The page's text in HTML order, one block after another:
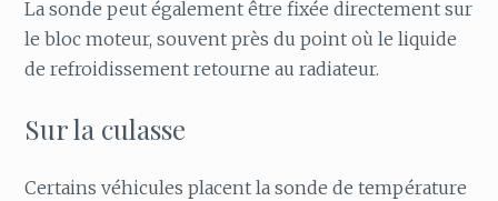
La sonde peut également être fixée directement sur
le bloc moteur, souvent près du point où le liquide
de refroidissement retourne au radiateur.
Sur la culasse
Certains véhicules placent la sonde de température